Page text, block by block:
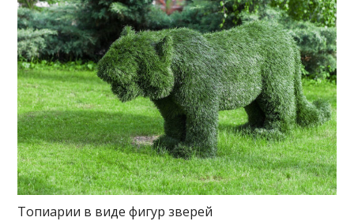
Топиарии в виде фигур зверей